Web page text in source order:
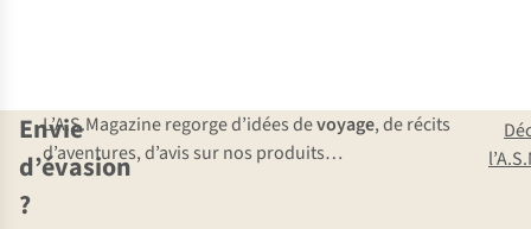
Envie
d’évasion
?
L’A.S.Magazine regorge d’idées devoyage, de récits
d’aventures, d’avis sur nos produits…